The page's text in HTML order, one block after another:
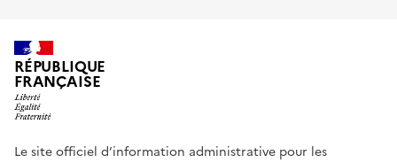
RÉPUBLIQUE
FRANÇAISE
Le site officiel d’information administrative pour les